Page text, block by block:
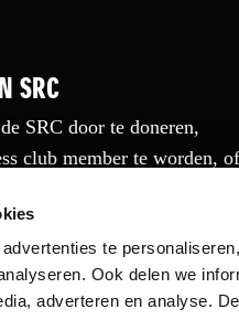
te
Ook delen we
adverteren en analyse.
SRC
SRC door te doneren,
club member te worden, of
aan